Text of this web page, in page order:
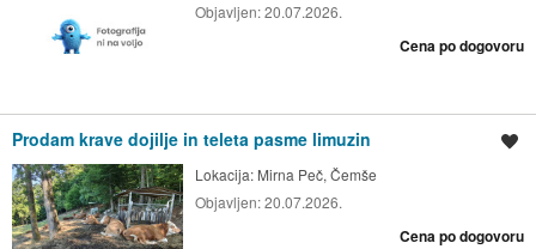
Objavljen:20.07.2026.
Cena po dogovoru
Prodam krave dojilje in teleta pasme limuzin
Lokacija: Mirna Peč, Čemše
Objavljen:20.07.2026.
Cena po dogovoru